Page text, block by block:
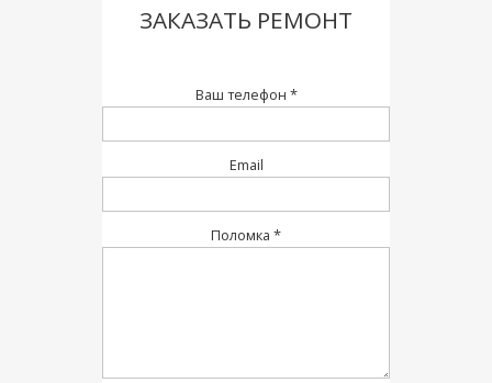
ЗАКАЗАТЬ РЕМОНТ
Ваш телефон *
Email
Поломка *